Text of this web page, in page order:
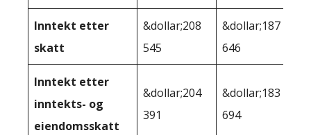
Inntekt etter
skatt
&dollar;208
545
&dollar;187
646
Inntekt etter
inntekts- og
eiendomsskatt
&dollar;204
391
&dollar;183
694